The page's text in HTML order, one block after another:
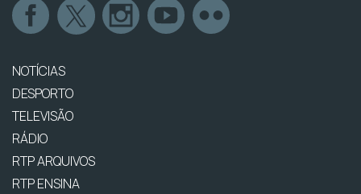
NOTÍCIAS
DESPORTO
TELEVISÃO
RÁDIO
RTP ARQUIVOS
RTP ENSINA